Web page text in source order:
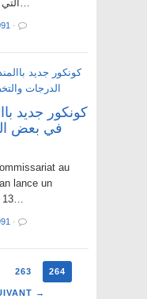
التي تفتتح فيها مباراة للتباري بشأنها من…
·
كونكور جديد
في بعض
lance un
13…
·
263 264
→